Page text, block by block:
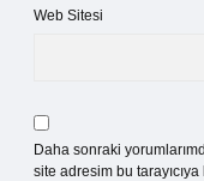
Web Sitesi
Daha sonraki
site adresim bu